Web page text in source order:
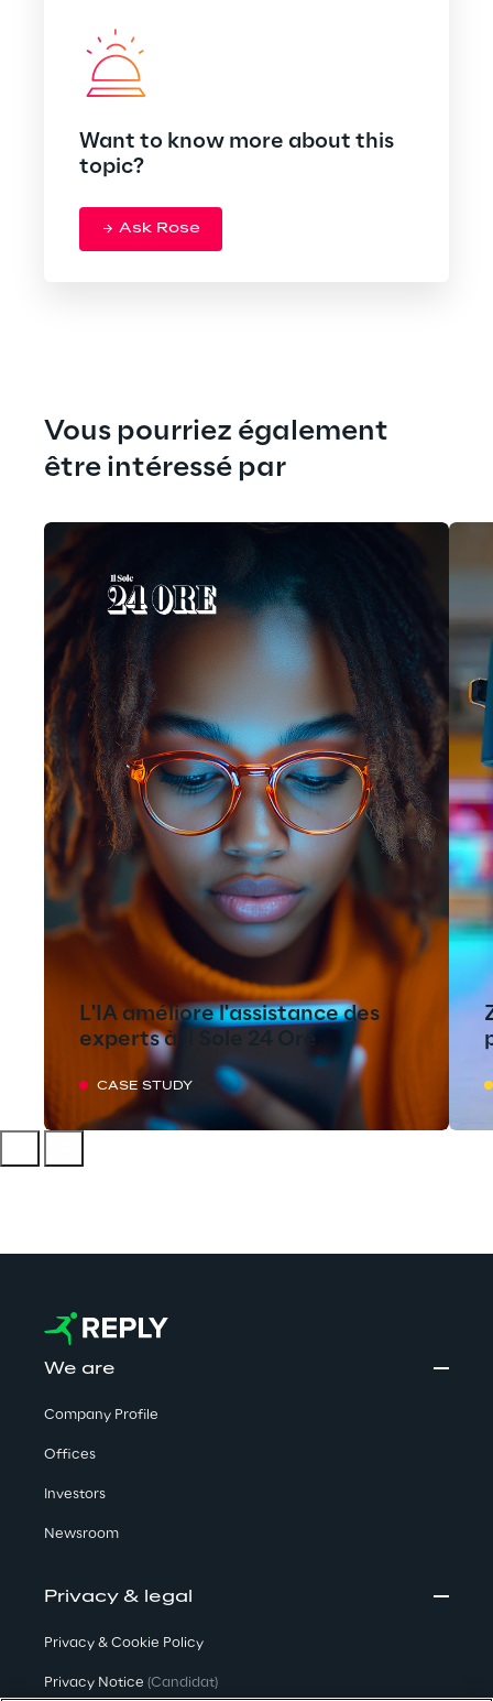
Want to know more about this
topic?
Ask Rose
Vous pourriez également
être intéressé par
L'IA améliore l'assistance des
experts à Il Sole 24 Ore
CASE STUDY
We are
Company Profile
Offices
Investors
Newsroom
Privacy & legal
Privacy & Cookie Policy
Privacy Notice (Candidat)